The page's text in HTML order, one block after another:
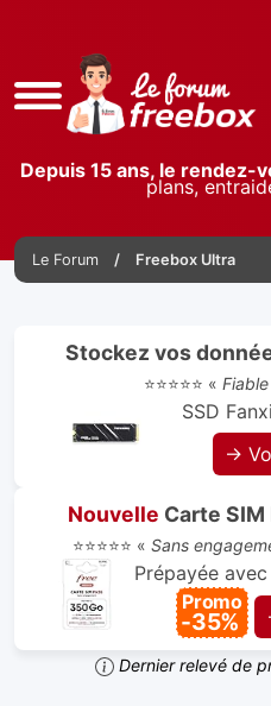
Accès
rapide
Depuis 15 ans, le rendez-
plans,
Le Forum Freebox Ultra
Stockez vos
⭐⭐⭐⭐⭐ «
SSD
→
Nouvelle Carte
⭐⭐⭐⭐⭐ « Sans
Prépayée
Promo
-35%
Dernier relevé de